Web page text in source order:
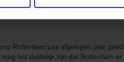
Rotterdam pas afgelopen jaar
het duidelijk zijn dat Rotterdam